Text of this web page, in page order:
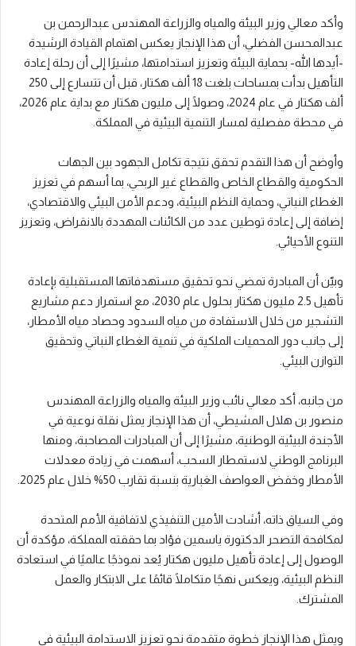
وأكد معالي وزير البيئة والمياه والزراعة المهندس عبدالرحمن بن
عبدالمحسن الفضلي، أن هذا الإنجاز يعكس اهتمام القيادة الرشيدة
-أيدها الله- بحماية البيئة وتعزيز استدامتها، مشيرًا إلى أن رحلة إعادة
التأهيل بدأت بمساحات بلغت 18 ألف هكتار، قبل أن تتسارع إلى 250
ألف هكتار في عام 2024، وصولًا إلى مليون هكتار مع بداية عام 2026،
في محطة مفصلية لمسار التنمية البيئية في المملكة.
وأوضح أن هذا التقدم تحقق نتيجة تكامل الجهود بين الجهات
الحكومية والقطاع الخاص والقطاع غير الربحي، بما أسهم في تعزيز
الغطاء النباتي، وحماية النظم البيئية، ودعم الأمن البيئي والاقتصادي،
إضافة إلى إعادة توطين عدد من الكائنات المهددة بالانقراض، وتعزيز
التنوع الأحيائي.
وبيّن أن المبادرة تمضي نحو تحقيق مستهدفاتها المستقبلية بإعادة
تأهيل 2.5 مليون هكتار بحلول عام 2030، مع استمرار دعم مشاريع
التشجير من خلال الاستفادة من مياه السدود وحصاد مياه الأمطار،
إلى جانب دور المحميات الملكية في تنمية الغطاء النباتي وتحقيق
التوازن البيئي.
من جانبه، أكد معالي نائب وزير البيئة والمياه والزراعة المهندس
منصور بن هلال المشيطي، أن هذا الإنجاز يمثل نقلة نوعية في
الأجندة البيئية الوطنية، مشيرًا إلى أن المبادرات المصاحبة، ومنها
البرنامج الوطني لاستمطار السحب، أسهمت في زيادة معدلات
الأمطار وخفض العواصف الغبارية بنسبة تقارب 50% خلال عام 2025.
وفي السياق ذاته، أشادت الأمين التنفيذي لاتفاقية الأمم المتحدة
لمكافحة التصحر الدكتورة ياسمين فؤاد بما حققته المملكة، مؤكدة أن
الوصول إلى إعادة تأهيل مليون هكتار يُعد نموذجًا عالميًا في استعادة
النظم البيئية، ويعكس نهجًا متكاملًا قائمًا على الابتكار والعمل
المشترك.
ويمثل هذا الإنجاز خطوة متقدمة نحو تعزيز الاستدامة البيئية في